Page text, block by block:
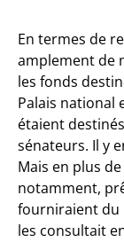
En termes de
amplement de
les fonds
Palais national
étaient
sénateurs. Il y
Mais en plus
notamment,
fourniraient du
les consultait